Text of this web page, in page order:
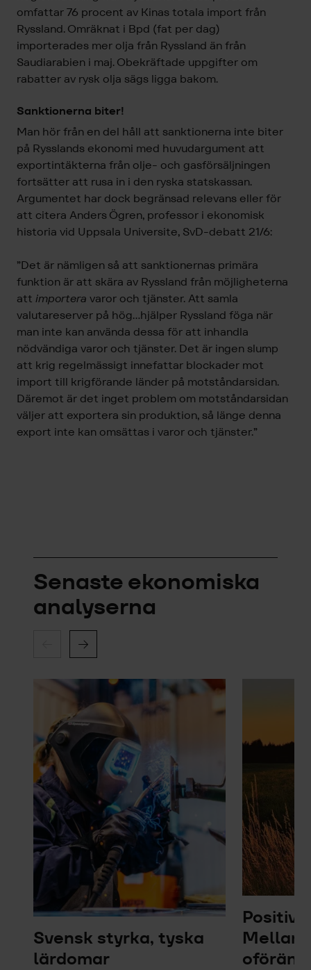
omfattar 76 procent av Kinas totala import från
Ryssland. Omräknat i Bpd (fat per dag)
importerades mer olja från Ryssland än från
Saudiarabien i maj. Obekräftade uppgifter om
rabatter av rysk olja sägs ligga bakom.
Sanktionerna biter!
Man hör från en del håll att sanktionerna inte biter
på Rysslands ekonomi med huvudargument att
exportintäkterna från olje- och gasförsäljningen
fortsätter att rusa in i den ryska statskassan.
Argumentet har dock begränsad relevans eller för
att citera Anders Ögren, professor i ekonomisk
historia vid Uppsala Universite, SvD-debatt 21/6:
”Det är nämligen så att sanktionernas primära
funktion är att skära av Ryssland från möjligheterna
att importera varor och tjänster. Att samla
valutareserver på hög…hjälper Ryssland föga när
man inte kan använda dessa för att inhandla
nödvändiga varor och tjänster. Det är ingen slump
att krig regelmässigt innefattar blockader mot
import till krigförande länder på motståndarsidan.
Däremot är det inget problem om motståndarsidan
väljer att exportera sin produktion, så länge denna
export inte kan omsättas i varor och tjänster.”
Senaste ekonomiska
analyserna
Svensk styrka, tyska
lärdomar
Positiv